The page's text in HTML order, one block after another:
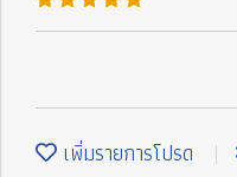
เพิ่มรายการโปรด